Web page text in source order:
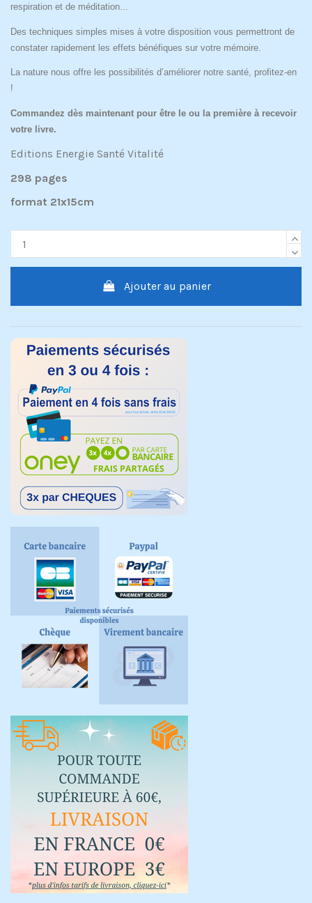
respiration et de méditation...
Des techniques simples mises à votre disposition vous permettront de
constater rapidement les effets bénéfiques sur votre mémoire.
La nature nous offre les possibilités d’améliorer notre santé, profitez-en
!
Commandez dès maintenant pour être le ou la première à recevoir
votre livre.
Editions Energie Santé Vitalité
298 pages
format 21x15cm
Ajouter au panier